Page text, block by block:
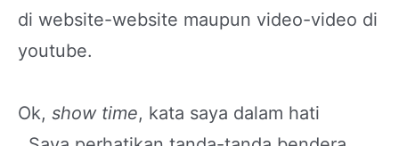
di website-website maupun video-video di
youtube.
Ok, show time, kata saya dalam hati